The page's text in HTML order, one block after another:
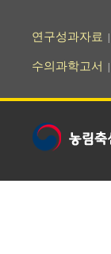
연구성과자료
수의과학고서